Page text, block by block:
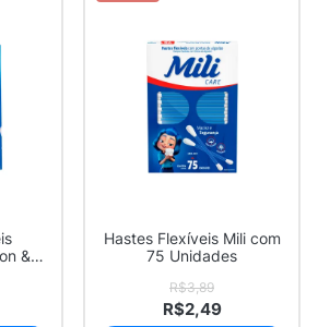
&
Hastes Flexíveis Mili com
75 Unidades
R$3,89
R$2,49